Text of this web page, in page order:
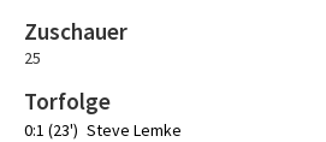
Zuschauer
25
Torfolge
0:1 (23') Steve Lemke